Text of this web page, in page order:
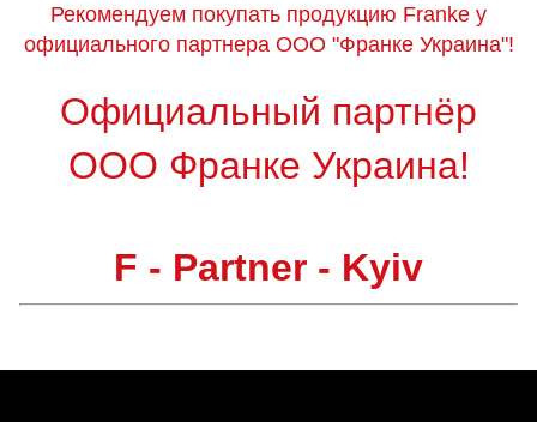
Рекомендуем покупать продукцию Franke у
официального партнера ООО "Франке Украина"!
Официальный партнёр
ООО Франке Украина!
F - Partner - Kyiv